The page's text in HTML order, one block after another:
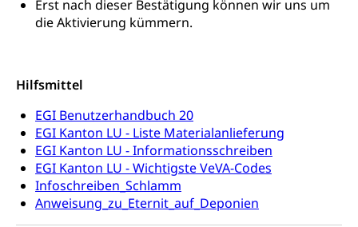
Erst nach dieser Bestätigung können wir uns um
die Aktivierung kümmern.
Hilfsmittel
EGI Benutzerhandbuch 20
EGI Kanton LU - Liste Materialanlieferung
EGI Kanton LU - Informationsschreiben
EGI Kanton LU - Wichtigste VeVA-Codes
Infoschreiben_Schlamm
Anweisung_zu_Eternit_auf_Deponien
Lebensmittelkontrolle und
Krankenversicherung
Krankenkasse
Krankenversicherung (WAS Luzern)
Prämienverbilligung (WAS Luzern)
Obligatorische Krankenversicherung (WAS
Luzern)
Kranken- und Unfallversicherung
Lebensmittelsicherheit
sichere Lebensmittel, Lebensmittelkontrolle,
Lebensmittelhygiene, Produktesicherheit
Trinkwasser
Prävention